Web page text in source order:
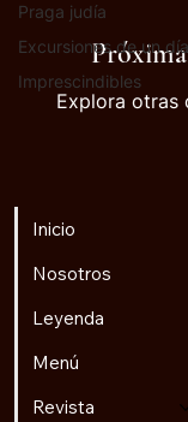
Praga judía
Excursiones de un día
Imprescindibles
Explora otras
Inicio
Nosotros
Leyenda
Menú
Revista